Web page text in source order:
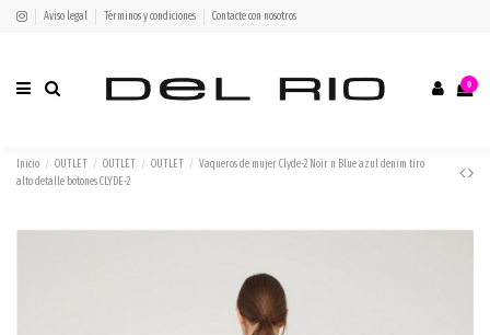
Aviso legal Términos y condiciones Contacte con nosotros
0
Inicio OUTLET OUTLET OUTLET
Vaqueros de mujer Clyde-2 Noir n Blue azul denim tiro
alto detalle botones CLYDE-2